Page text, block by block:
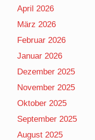
April 2026
März 2026
Februar 2026
Januar 2026
Dezember 2025
November 2025
Oktober 2025
September 2025
August 2025